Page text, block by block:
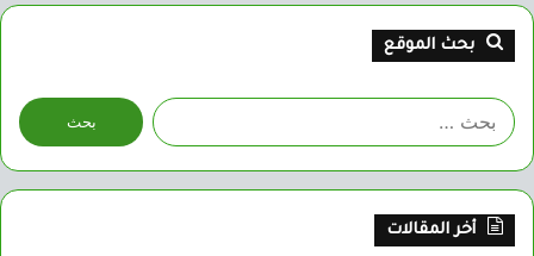
بحث الموقع
البحث
عن:
أخر المقالات